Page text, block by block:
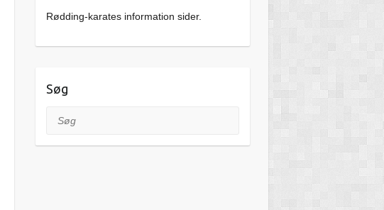
Rødding-karates information sider.
Søg
Søg